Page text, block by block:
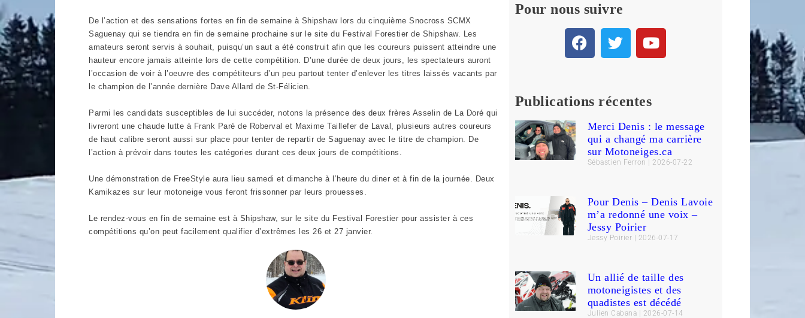
De l’action et des sensations fortes en fin de semaine à Shipshaw lors du cinquième Snocross SCMX
Saguenay qui se tiendra en fin de semaine prochaine sur le site du Festival Forestier de Shipshaw. Les
amateurs seront servis à souhait, puisqu’un saut a été construit afin que les coureurs puissent atteindre une
hauteur encore jamais atteinte lors de cette compétition. D’une durée de deux jours, les spectateurs auront
l’occasion de voir à l’oeuvre des compétiteurs d’un peu partout tenter d’enlever les titres laissés vacants par
le champion de l’année dernière Dave Allard de St-Félicien.
Parmi les candidats susceptibles de lui succéder, notons la présence des deux frères Asselin de La Doré qui
livreront une chaude lutte à Frank Paré de Roberval et Maxime Taillefer de Laval, plusieurs autres coureurs
de haut calibre seront aussi sur place pour tenter de repartir de Saguenay avec le titre de champion. De
l’action à prévoir dans toutes les catégories durant ces deux jours de compétitions.
Une démonstration de FreeStyle aura lieu samedi et dimanche à l’heure du diner et à fin de la journée. Deux
Kamikazes sur leur motoneige vous feront frissonner par leurs prouesses.
Le rendez-vous en fin de semaine est à Shipshaw, sur le site du Festival Forestier pour assister à ces
compétitions qu’on peut facilement qualifier d’extrêmes les 26 et 27 janvier.
Pour nous suivre
Publications récentes
Merci Denis : le message
qui a changé ma carrière
sur Motoneiges.ca
Sébastien Ferron 2026-07-22
Pour Denis – Denis Lavoie
m’a redonné une voix –
Jessy Poirier
Jessy Poirier 2026-07-17
Un allié de taille des
motoneigistes et des
quadistes est décédé
Julien Cabana 2026-07-14